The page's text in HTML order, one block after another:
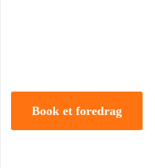
Book et foredrag